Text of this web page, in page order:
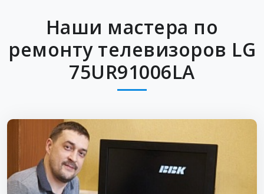
Наши мастера по
ремонту телевизоров LG
75UR91006LA